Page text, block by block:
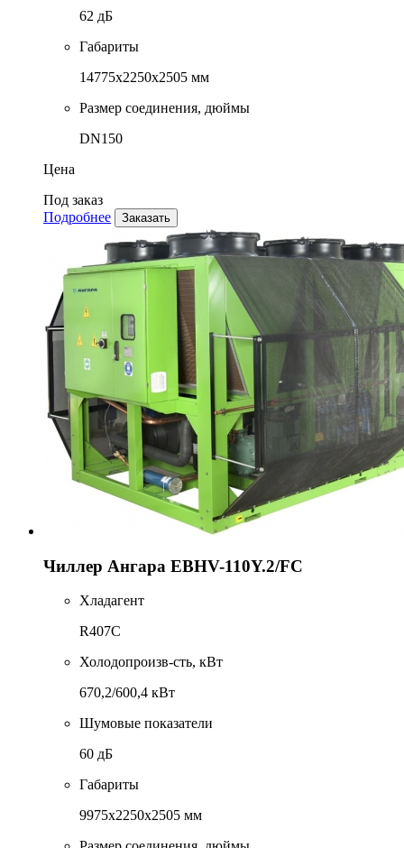
62 дБ
Габариты
14775x2250x2505 мм
Размер соединения, дюймы
DN150
Цена
Под заказ
Подробнее
Заказать
Чиллер Ангара EBHV-110Y.2/FC
Хладагент
R407C
Холодопроизв-сть, кВт
670,2/600,4 кВт
Шумовые показатели
60 дБ
Габариты
9975x2250x2505 мм